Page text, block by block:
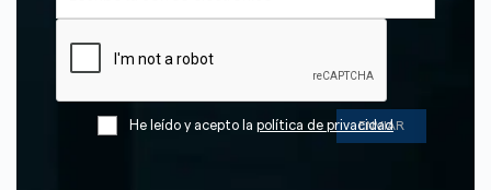
He leído y acepto la política de privacidad